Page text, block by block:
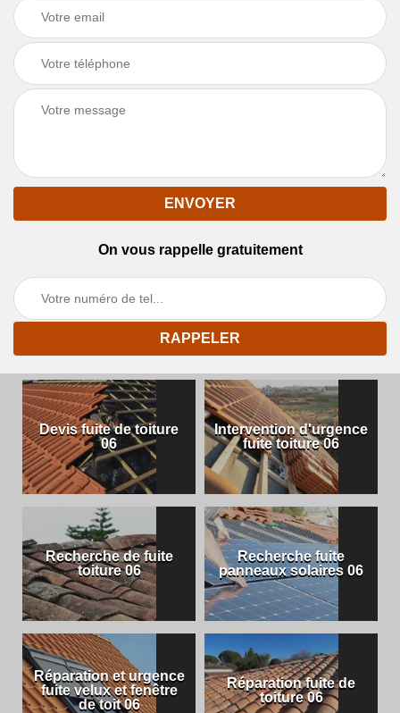
On vous rappelle gratuitement
Devis fuite de toiture
06
Intervention d'urgence
fuite toiture 06
Recherche de fuite
toiture 06
Recherche fuite
panneaux solaires 06
Réparation et urgence
fuite velux et fenêtre
de toit 06
Réparation fuite de
toiture 06